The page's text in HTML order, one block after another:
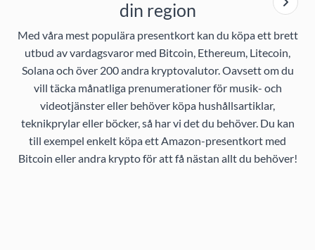
din region
Med våra mest populära presentkort kan du köpa ett brett
utbud av vardagsvaror med Bitcoin, Ethereum, Litecoin,
Solana och över 200 andra kryptovalutor. Oavsett om du
vill täcka månatliga prenumerationer för musik- och
videotjänster eller behöver köpa hushållsartiklar,
teknikprylar eller böcker, så har vi det du behöver. Du kan
till exempel enkelt köpa ett Amazon-presentkort med
Bitcoin eller andra krypto för att få nästan allt du behöver!